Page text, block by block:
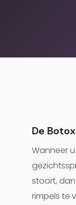
De
Wanneer
stoort,
rimpels te